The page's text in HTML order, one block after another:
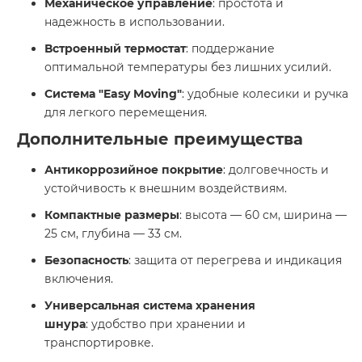
Механическое управление: простота и
надежность в использовании.
Встроенный термостат: поддержание
оптимальной температуры без лишних усилий.
Система "Easy Moving": удобные колесики и ручка
для легкого перемещения.​
Дополнительные преимущества
Антикоррозийное покрытие: долговечность и
устойчивость к внешним воздействиям.
Компактные размеры: высота — 60 см, ширина —
25 см, глубина — 33 см.
Безопасность: защита от перегрева и индикация
включения.
Универсальная система хранения
шнура: удобство при хранении и
транспортировке.​